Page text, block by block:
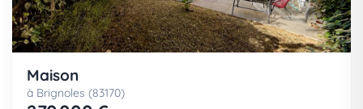
Maison
à Brignoles (83170)